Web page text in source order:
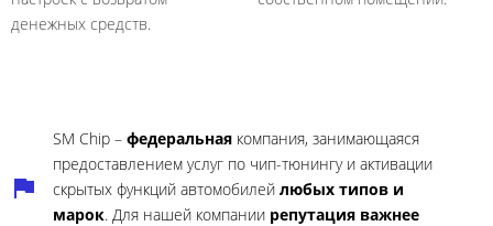
денежных средств.
SM Chip – федеральная компания, занимающаяся
предоставлением услуг по чип-тюнингу и активации
скрытых функций автомобилей любых типов и
марок. Для нашей компании репутация важнее